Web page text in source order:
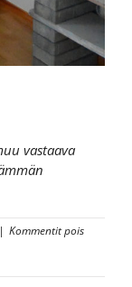
vastaava
| Kommentit pois